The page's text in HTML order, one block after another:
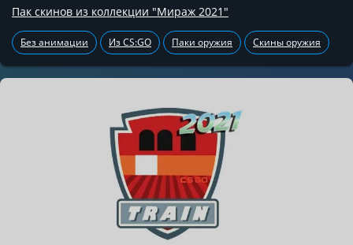
Пак скинов из коллекции "Мираж 2021"
Без анимации Из CS:GO Паки оружия Скины оружия